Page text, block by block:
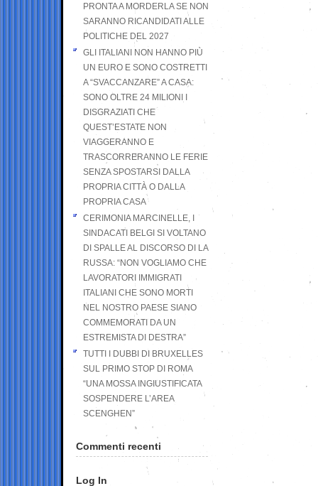
PRONTA A MORDERLA SE NON
SARANNO RICANDIDATI ALLE
POLITICHE DEL 2027
GLI ITALIANI NON HANNO PIÙ
UN EURO E SONO COSTRETTI
A “SVACCANZARE” A CASA:
SONO OLTRE 24 MILIONI I
DISGRAZIATI CHE
QUEST’ESTATE NON
VIAGGERANNO E
TRASCORRERANNO LE FERIE
SENZA SPOSTARSI DALLA
PROPRIA CITTÀ O DALLA
PROPRIA CASA
CERIMONIA MARCINELLE, I
SINDACATI BELGI SI VOLTANO
DI SPALLE AL DISCORSO DI LA
RUSSA: “NON VOGLIAMO CHE
LAVORATORI IMMIGRATI
ITALIANI CHE SONO MORTI
NEL NOSTRO PAESE SIANO
COMMEMORATI DA UN
ESTREMISTA DI DESTRA”
TUTTI I DUBBI DI BRUXELLES
SUL PRIMO STOP DI ROMA
“UNA MOSSA INGIUSTIFICATA
SOSPENDERE L’AREA
SCENGHEN”
Commenti recenti
Log In